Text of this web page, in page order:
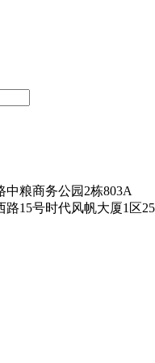
粮商务公园2栋803A
15号时代风帆大厦1区